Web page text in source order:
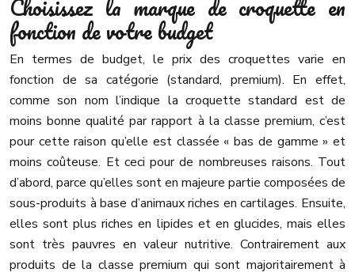
Choisissez la marque de croquette en
fonction de votre budget
En termes de budget, le prix des croquettes varie en
fonction de sa catégorie (standard, premium). En effet,
comme son nom l’indique la croquette standard est de
moins bonne qualité par rapport à la classe premium, c’est
pour cette raison qu’elle est classée « bas de gamme » et
moins coûteuse. Et ceci pour de nombreuses raisons. Tout
d’abord, parce qu’elles sont en majeure partie composées de
sous-produits à base d’animaux riches en cartilages. Ensuite,
elles sont plus riches en lipides et en glucides, mais elles
sont très pauvres en valeur nutritive. Contrairement aux
produits de la classe premium qui sont majoritairement à